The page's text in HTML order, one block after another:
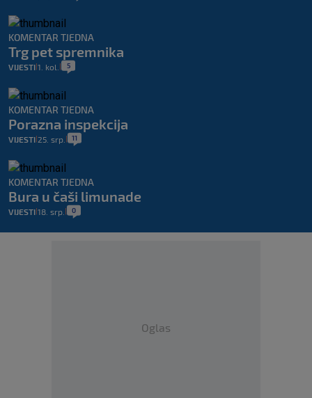
KOMENTAR TJEDNA
Trg pet spremnika
VIJESTI 1. kol. 5
KOMENTAR TJEDNA
Porazna inspekcija
VIJESTI 25. srp. 11
KOMENTAR TJEDNA
Bura u čaši limunade
VIJESTI 18. srp. 0
Oglas